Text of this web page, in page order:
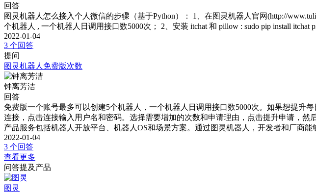
回答
图灵机器人怎么接入个人微信的步骤（基于Python）： 1、在图灵机器人官网(http://
个机器人 , 一个机器人日调用接口数5000次； 2、安装 itchat 和 pillow : sudo pip install
2022-01-04
3 个回答
提问
图灵机器人免费版次数
钟离芳洁
回答
免费版一个账号最多可以创建5个机器人，一个机器人日调用接口数5000次。如果想提
连接，点击连接输入用户名和密码。选择需要增加的次数和申请理由，点击提升申请，
产品服务包括机器人开放平台、机器人OS和场景方案。通过图灵机器人，开发者和厂商
2022-01-04
3 个回答
查看更多
问答提及产品
图灵